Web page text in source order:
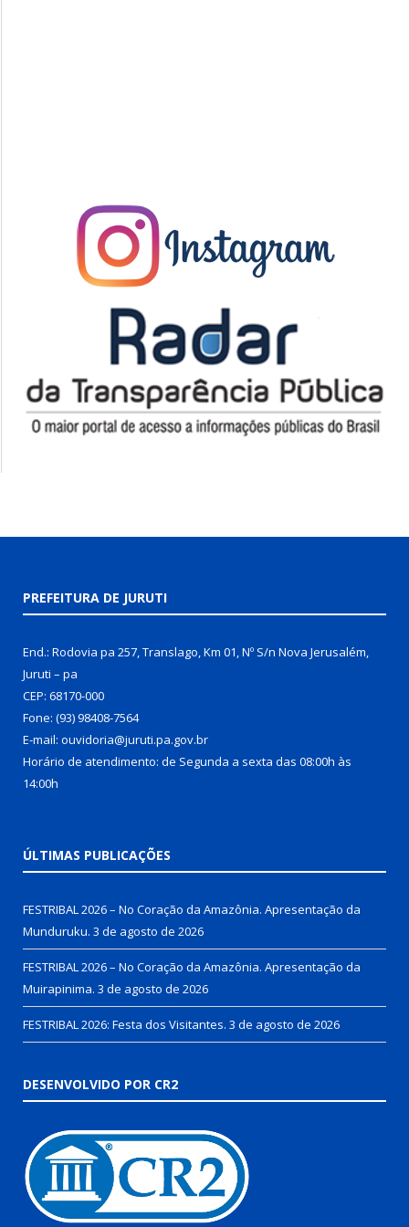
PREFEITURA DE JURUTI
End.: Rodovia pa 257, Translago, Km 01, Nº S/n Nova Jerusalém,
Juruti – pa
CEP: 68170-000
Fone: (93) 98408-7564
E-mail: ouvidoria@juruti.pa.gov.br
Horário de atendimento: de Segunda a sexta das 08:00h às
14:00h
ÚLTIMAS PUBLICAÇÕES
FESTRIBAL 2026 – No Coração da Amazônia. Apresentação da
Munduruku. 3 de agosto de 2026
FESTRIBAL 2026 – No Coração da Amazônia. Apresentação da
Muirapinima. 3 de agosto de 2026
FESTRIBAL 2026: Festa dos Visitantes. 3 de agosto de 2026
DESENVOLVIDO POR CR2